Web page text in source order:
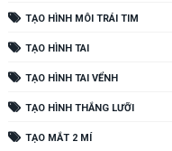
TẠO HÌNH MÔI TRÁI TIM
TẠO HÌNH TAI
TẠO HÌNH TAI VỂNH
TẠO HÌNH THẮNG LƯỠI
TẠO MẮT 2 MÍ